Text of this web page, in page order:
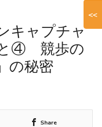
キャプチャ
と④ 競歩の
の秘密
Share
<<